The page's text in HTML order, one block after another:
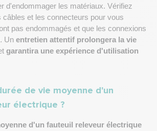
d'endommager les matériaux. Vérifiez
câbles et les connecteurs pour vous
pas endommagés et que les connexions
Un entretien attentif prolongera la vie
garantira une expérience d'utilisation
de vie moyenne d'un
électrique ?
d'un fauteuil releveur électrique